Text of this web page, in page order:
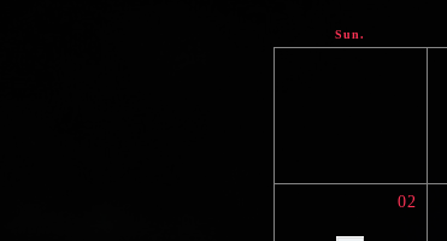
Sun.
02